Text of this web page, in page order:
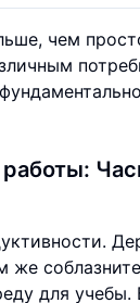
чем
для учебы.